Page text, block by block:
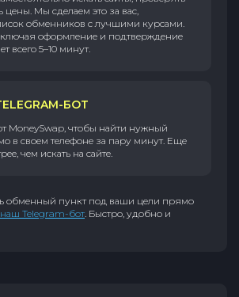
цены. Мы сделаем это за вас,
обменников с лучшими курсами.
оформление и подтверждение
всего 5–10 минут.
БОТ
MoneySwap, чтобы найти нужный
в своем телефоне за пару минут. Еще
чем искать на сайте.
обменный пункт под ваши цели прямо
Telegram-бот. Быстро, удобно и